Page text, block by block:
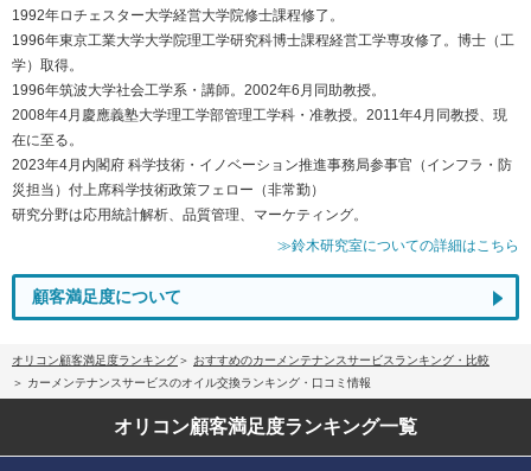
1992年ロチェスター大学経営大学院修士課程修了。
1996年東京工業大学大学院理工学研究科博士課程経営工学専攻修了。博士（工
学）取得。
1996年筑波大学社会工学系・講師。2002年6月同助教授。
2008年4月慶應義塾大学理工学部管理工学科・准教授。2011年4月同教授、現
在に至る。
2023年4月内閣府 科学技術・イノベーション推進事務局参事官（インフラ・防
災担当）付上席科学技術政策フェロー（非常勤）
研究分野は応用統計解析、品質管理、マーケティング。
≫鈴木研究室についての詳細はこちら
顧客満足度について
オリコン顧客満足度ランキング
おすすめのカーメンテナンスサービスランキング・比較
カーメンテナンスサービスのオイル交換ランキング・口コミ情報
オリコン顧客満足度ランキング一覧